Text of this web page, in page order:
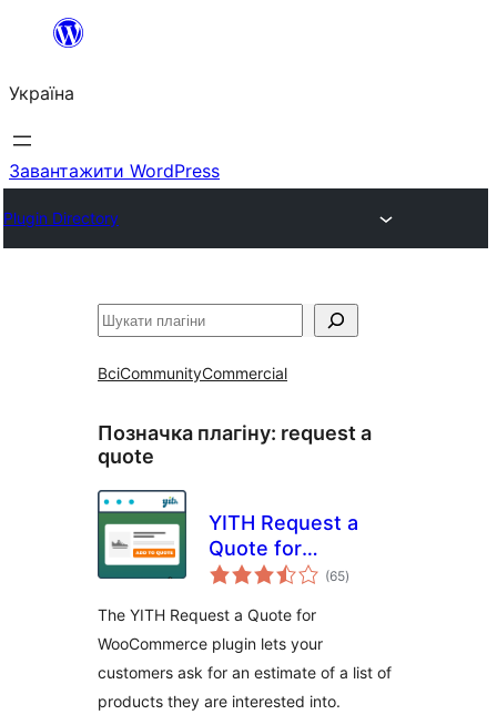
Перейти
вмісту
Україна
Завантажити WordPress
Plugin Directory
Пошук
ВсіCommunityCommercial
Позначка плагіну: request a
quote
YITH Request a
Quote for
WooCommerce
(65загальний
рейтинг
)
The YITH Request a Quote for
WooCommerce plugin lets your
customers ask for an estimate of a list of
products they are interested into.